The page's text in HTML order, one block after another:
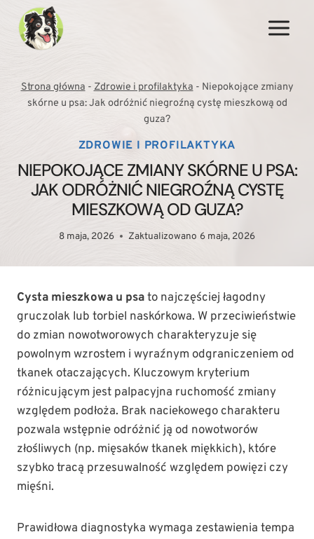
Przejdź
treści
Strona główna-Zdrowie i profilaktyka- Niepokojące zmiany
skórne u psa: Jak odróżnić niegroźną cystę mieszkową od
guza?
ZDROWIE I PROFILAKTYKA
NIEPOKOJĄCE ZMIANY SKÓRNE U PSA:
JAK ODRÓŻNIĆ NIEGROŹNĄ CYSTĘ
MIESZKOWĄ OD GUZA?
8 maja, 2026 Zaktualizowano 6 maja, 2026
Cysta mieszkowa u psato najczęściej łagodny
gruczolak lub torbiel naskórkowa. W przeciwieństwie
do zmian nowotworowych charakteryzuje się
powolnym wzrostem i wyraźnym odgraniczeniem od
tkanek otaczających. Kluczowym kryterium
różnicującym jest palpacyjna ruchomość zmiany
względem podłoża. Brak naciekowego charakteru
pozwala wstępnie odróżnić ją od nowotworów
złośliwych (np. mięsaków tkanek miękkich), które
szybko tracą przesuwalność względem powięzi czy
mięśni.
Prawidłowa diagnostyka wymaga zestawienia tempa